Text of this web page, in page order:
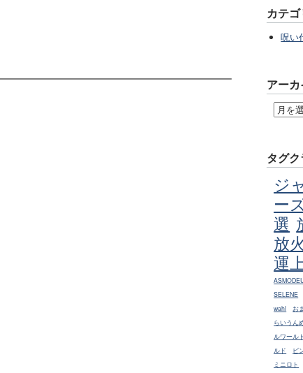
カテゴ
呪い
アー
タグ
ジ
ー
選
放
運
SELENE
wahl
お
らいうん
ルワール
ルド
ビ
ミニロト